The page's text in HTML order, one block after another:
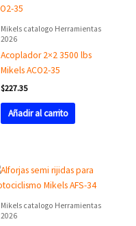
Mikels catalogo Herramientas
2026
Acoplador 2×2 3500 lbs
Mikels ACO2-35
$227.35
Añadir al carrito
Mikels catalogo Herramientas
2026